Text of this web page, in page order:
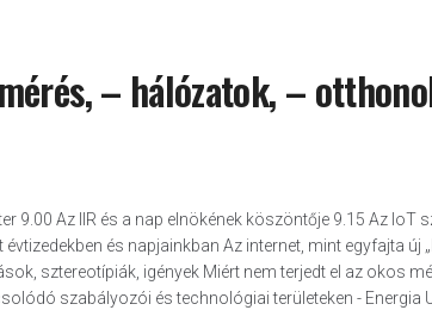
– hálózatok, –
9.00 Az IIR és a nap elnökének köszöntője 9.15 Az IoT
és napjainkban Az internet, mint egyfajta új
sztereotípiák, igények Miért nem terjedt el az okos
szabályozói és technológiai területeken - Energia